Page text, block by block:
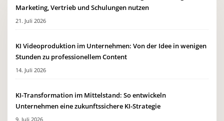
Marketing, Vertrieb und Schulungen nutzen
21. Juli 2026
KI Videoproduktion im Unternehmen: Von der Idee in wenigen
Stunden zu professionellem Content
14. Juli 2026
KI-Transformation im Mittelstand: So entwickeln
Unternehmen eine zukunftssichere KI-Strategie
9. Juli 2026